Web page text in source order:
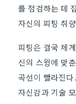
를 점검하는 데
자신의 피팅 취
피팅은 결국 체
신의 스윙에 맞
곡선이 빨라진
자신감과 기술